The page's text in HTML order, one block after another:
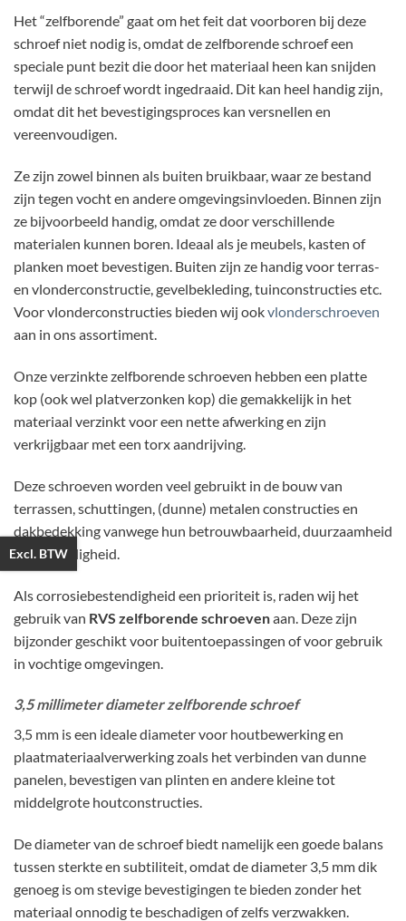
Het “zelfborende” gaat om het feit dat voorboren bij deze
schroef niet nodig is, omdat de zelfborende schroef een
speciale punt bezit die door het materiaal heen kan snijden
terwijl de schroef wordt ingedraaid. Dit kan heel handig zijn,
omdat dit het bevestigingsproces kan versnellen en
vereenvoudigen.
Ze zijn zowel binnen als buiten bruikbaar, waar ze bestand
zijn tegen vocht en andere omgevingsinvloeden. Binnen zijn
ze bijvoorbeeld handig, omdat ze door verschillende
materialen kunnen boren. Ideaal als je meubels, kasten of
planken moet bevestigen. Buiten zijn ze handig voor terras-
en vlonderconstructie, gevelbekleding, tuinconstructies etc.
Voor vlonderconstructies bieden wij ookvlonderschroeven
aan in ons assortiment.
Onze verzinkte zelfborende schroeven hebben een platte
kop (ook wel platverzonken kop) die gemakkelijk in het
materiaal verzinkt voor een nette afwerking en zijn
verkrijgbaar met een torx aandrijving.
Deze schroeven worden veel gebruikt in de bouw van
terrassen, schuttingen, (dunne) metalen constructies en
dakbedekking vanwege hun betrouwbaarheid, duurzaamheid
en veelzijdigheid.
Als corrosiebestendigheid een prioriteit is, raden wij het
gebruik van RVS zelfborende schroevenaan. Deze zijn
bijzonder geschikt voor buitentoepassingen of voor gebruik
in vochtige omgevingen.
3,5 millimeter diameter zelfborende schroef
3,5 mm is een ideale diameter voor houtbewerking en
plaatmateriaalverwerking zoals het verbinden van dunne
panelen, bevestigen van plinten en andere kleine tot
middelgrote houtconstructies.
De diameter van de schroef biedt namelijk een goede balans
tussen sterkte en subtiliteit, omdat de diameter 3,5 mm dik
genoeg is om stevige bevestigingen te bieden zonder het
materiaal onnodig te beschadigen of zelfs verzwakken.
Excl. BTW